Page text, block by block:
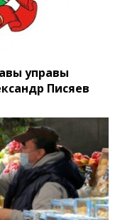
управы
Писяев